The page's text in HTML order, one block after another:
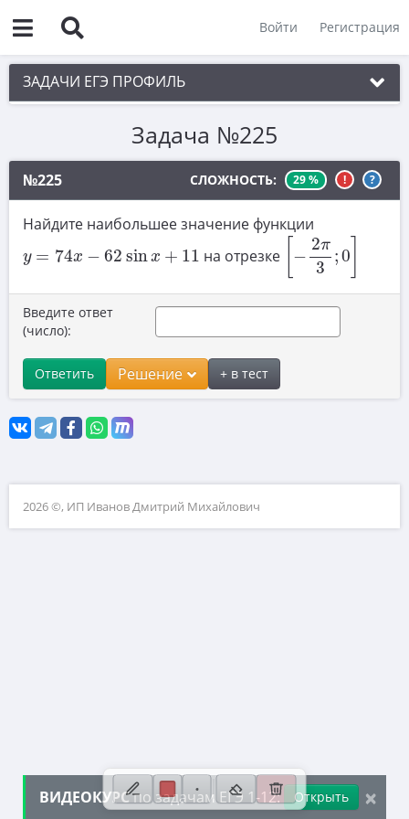
Войти Регистрация
ЗАДАЧИ ЕГЭ ПРОФИЛЬ
1. Планиметрия
2. Векторы
3. Стереометрия
4. Классическое определение вероятности
5. Теория вероятностей
6. Уравнения
7. Нахождение значений выражений
8. Производная
10. Текстовые задачи
13. Сложные уравнения
Задача №225
№225 СЛОЖНОСТЬ: 29 % ! ?
Найдите наибольшее значение функции
y = 74x − 62 sinx + 11
y 74x−62 sinx+11 на отрезке −
2π
3
;0
[−2π ]
Введите ответ
(число):
Ответить Решение + в тест
2026 ©, ИП Иванов Дмитрий Михайлович
×
ВИДЕОКУРСпо задачам ЕГЭ 1-12: Открыть